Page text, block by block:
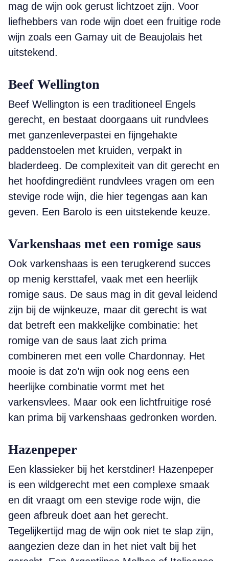
mag de wijn ook gerust lichtzoet zijn. Voor
liefhebbers van rode wijn doet een fruitige rode
wijn zoals een Gamay uit de Beaujolais het
uitstekend.
Beef Wellington
Beef Wellington is een traditioneel Engels
gerecht, en bestaat doorgaans uit rundvlees
met ganzenleverpastei en fijngehakte
paddenstoelen met kruiden, verpakt in
bladerdeeg. De complexiteit van dit gerecht en
het hoofdingrediënt rundvlees vragen om een
stevige rode wijn, die hier tegengas aan kan
geven. Een Barolo is een uitstekende keuze.
Varkenshaas met een romige saus
Ook varkenshaas is een terugkerend succes
op menig kersttafel, vaak met een heerlijk
romige saus. De saus mag in dit geval leidend
zijn bij de wijnkeuze, maar dit gerecht is wat
dat betreft een makkelijke combinatie: het
romige van de saus laat zich prima
combineren met een volle Chardonnay. Het
mooie is dat zo’n wijn ook nog eens een
heerlijke combinatie vormt met het
varkensvlees. Maar ook een lichtfruitige rosé
kan prima bij varkenshaas gedronken worden.
Hazenpeper
Een klassieker bij het kerstdiner! Hazenpeper
is een wildgerecht met een complexe smaak
en dit vraagt om een stevige rode wijn, die
geen afbreuk doet aan het gerecht.
Tegelijkertijd mag de wijn ook niet te slap zijn,
aangezien deze dan in het niet valt bij het